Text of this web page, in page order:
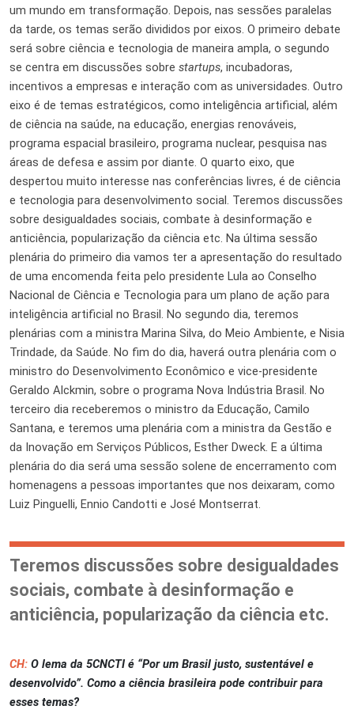
um mundo em transformação. Depois, nas sessões paralelas
da tarde, os temas serão divididos por eixos. O primeiro debate
será sobre ciência e tecnologia de maneira ampla, o segundo
se centra em discussões sobre startups, incubadoras,
incentivos a empresas e interação com as universidades. Outro
eixo é de temas estratégicos, como inteligência artificial, além
de ciência na saúde, na educação, energias renováveis,
programa espacial brasileiro, programa nuclear, pesquisa nas
áreas de defesa e assim por diante. O quarto eixo, que
despertou muito interesse nas conferências livres, é de ciência
e tecnologia para desenvolvimento social. Teremos discussões
sobre desigualdades sociais, combate à desinformação e
anticiência, popularização da ciência etc. Na última sessão
plenária do primeiro dia vamos ter a apresentação do resultado
de uma encomenda feita pelo presidente Lula ao Conselho
Nacional de Ciência e Tecnologia para um plano de ação para
inteligência artificial no Brasil. No segundo dia, teremos
plenárias com a ministra Marina Silva, do Meio Ambiente, e Nisia
Trindade, da Saúde. No fim do dia, haverá outra plenária com o
ministro do Desenvolvimento Econômico e vice-presidente
Geraldo Alckmin, sobre o programa Nova Indústria Brasil. No
terceiro dia receberemos o ministro da Educação, Camilo
Santana, e teremos uma plenária com a ministra da Gestão e
da Inovação em Serviços Públicos, Esther Dweck. E a última
plenária do dia será uma sessão solene de encerramento com
homenagens a pessoas importantes que nos deixaram, como
Luiz Pinguelli, Ennio Candotti e José Montserrat.
Teremos discussões sobre desigualdades
sociais, combate à desinformação e
anticiência, popularização da ciência etc.
CH: O lema da 5CNCTI é “Por um Brasil justo, sustentável e
desenvolvido”. Como a ciência brasileira pode contribuir para
esses temas?